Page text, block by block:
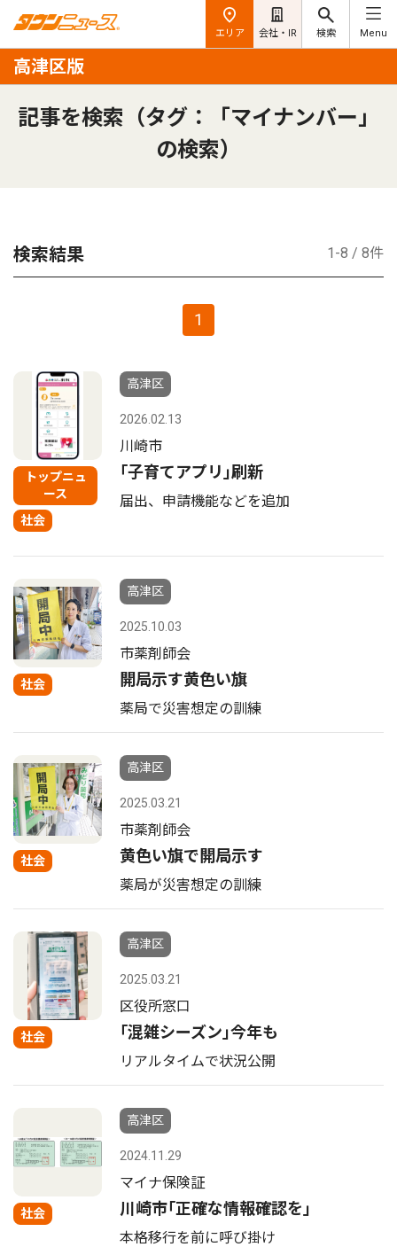
エリア 会社・IR 検索 Menu
高津区版
記事を検索（タグ：「マイナンバー」
の検索）
検索結果 1-8 / 8件
1
トップニュ
ース
社会
高津区
2026.02.13
川崎市
｢子育てアプリ｣刷新
届出、申請機能などを追加
社会
高津区
2025.10.03
市薬剤師会
開局示す黄色い旗
薬局で災害想定の訓練
社会
高津区
2025.03.21
市薬剤師会
黄色い旗で開局示す
薬局が災害想定の訓練
社会
高津区
2025.03.21
区役所窓口
｢混雑シーズン｣今年も
リアルタイムで状況公開
社会
高津区
2024.11.29
マイナ保険証
川崎市｢正確な情報確認を｣
本格移行を前に呼び掛け